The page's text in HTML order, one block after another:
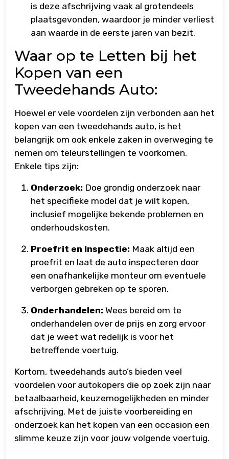
is deze afschrijving vaak al grotendeels
plaatsgevonden, waardoor je minder verliest
aan waarde in de eerste jaren van bezit.
Waar op te Letten bij het
Kopen van een
Tweedehands Auto:
Hoewel er vele voordelen zijn verbonden aan het
kopen van een tweedehands auto, is het
belangrijk om ook enkele zaken in overweging te
nemen om teleurstellingen te voorkomen.
Enkele tips zijn:
Onderzoek: Doe grondig onderzoek naar
het specifieke model dat je wilt kopen,
inclusief mogelijke bekende problemen en
onderhoudskosten.
Proefrit en Inspectie: Maak altijd een
proefrit en laat de auto inspecteren door
een onafhankelijke monteur om eventuele
verborgen gebreken op te sporen.
Onderhandelen: Wees bereid om te
onderhandelen over de prijs en zorg ervoor
dat je weet wat redelijk is voor het
betreffende voertuig.
Kortom, tweedehands auto’s bieden veel
voordelen voor autokopers die op zoek zijn naar
betaalbaarheid, keuzemogelijkheden en minder
afschrijving. Met de juiste voorbereiding en
onderzoek kan het kopen van een occasion een
slimme keuze zijn voor jouw volgende voertuig.